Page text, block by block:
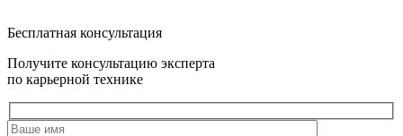
Бесплатная консультация
Получите консультацию эксперта
по карьерной технике